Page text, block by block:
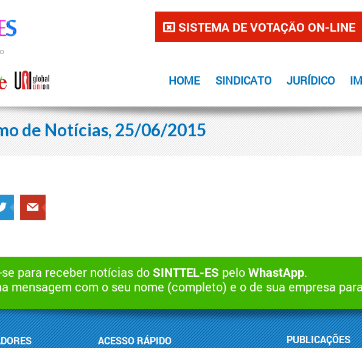
SISTEMA DE VOTAÇÃO ON-LINE
HOME SINDICATO JURÍDICO
de Notícias, 25/06/2015
para receber notícias do SINTTEL-ES peloWhastApp.
mensagem com o seu nome (completo) e o de sua empresa
ACESSO RÁPIDO
PUBLICAÇÕES